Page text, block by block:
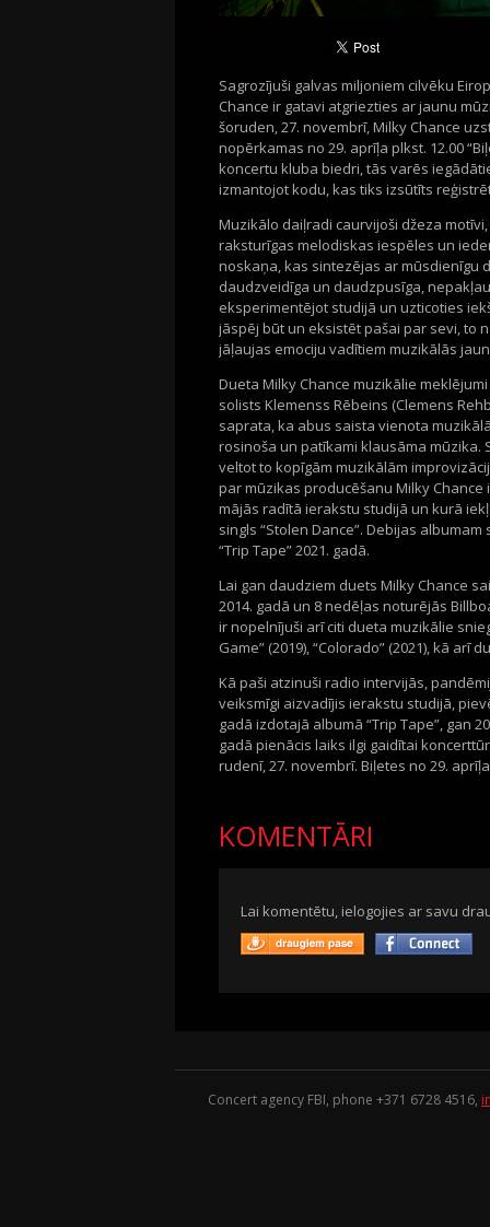
Sagrozījuši galvas miljoniem cilvēku
Chance ir gatavi atgriezties ar jaunu
šoruden, 27. novembrī, Milky Chance
nopērkamas no 29. aprīļa plkst. 12.00
koncertu kluba biedri, tās varēs
izmantojot kodu, kas tiks izsūtīts
Muzikālo daiļradi caurvijoši džeza
raksturīgas melodiskas iespēles un
noskaņa, kas sintezējas ar mūsdienīgu
daudzveidīga un daudzpusīga,
eksperimentējot studijā un uzticoties
jāspēj būt un eksistēt pašai par sevi, to
jāļaujas emociju vadītiem muzikālās
Dueta Milky Chance muzikālie
solists Klemenss Rēbeins (Clemens
saprata, ka abus saista vienota
rosinoša un patīkami klausāma mūzika.
veltot to kopīgām muzikālām
par mūzikas producēšanu Milky
mājās radītā ierakstu studijā un kurā
singls “Stolen Dance”. Debijas albumam
“Trip Tape” 2021. gadā.
Lai gan daudziem duets Milky Chance
2014. gadā un 8 nedēļas noturējās
ir nopelnījuši arī citi dueta muzikālie
Game” (2019), “Colorado” (2021), kā arī
Kā paši atzinuši radio intervijās,
veiksmīgi aizvadījis ierakstu studijā,
gadā izdotajā albumā “Trip Tape”, gan
gadā pienācis laiks ilgi gaidītai
rudenī, 27. novembrī. Biļetes no 29.
KOMENTĀRI
Lai komentētu, ielogojies ar savu
Concert agency FBI, phone +371 6728 4516,